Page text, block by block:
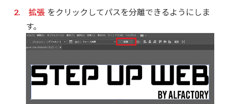
拡張 をクリックしてパスを分離できるようにしま
す。